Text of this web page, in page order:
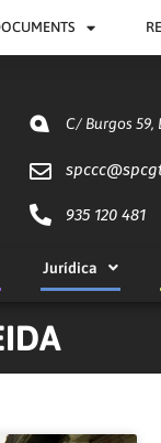
C/ Burgos 59,
spccc@
935 120 481
Jurídica